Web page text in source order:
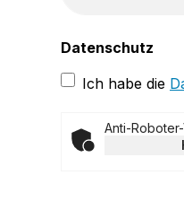
Datenschutz
Ich habe die
Anti-